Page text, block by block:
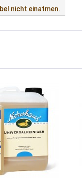
nicht einatmen.